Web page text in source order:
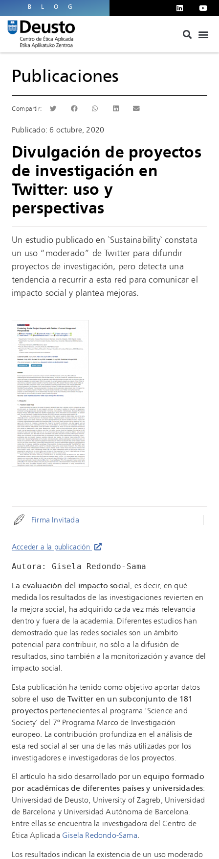
BLOG
Publicaciones
Publicado: 6 octubre, 2020
Divulgación de proyectos
de investigación en
Twitter: uso y
perspectivas
Un estudio publicado en `Sustainability` constata
un uso “moderado” de Twitter para difundir
proyectos de investigación, pero detecta una
tendencia a recurrir a esta red para comunicar el
impacto social y plantea mejoras.
Firma Invitada
Acceder a la publicación
Autora: Gisela Redondo-Sama
La evaluación del impacto socia l, es decir, en qué
medida los resultados de las investigaciones revierten en
la mejora social, ha adquirido cada vez más relevancia
dentro y fuera de la academia. Diferentes estudios han
demostrado que las redes sociales son un ámbito
potencial para contribuir, no sólo a la difusión de
resultados, sino también a la monitorización y avance del
impacto social.
Esta publicación ha tenido como objetivo aportar datos
sobre el uso de Twitter en un subconjunto de 181
proyectos pertenecientes al programa ‘Science and
Society’ del 7º Programa Marco de Investigación
europeo. La contribución profundiza en el análisis de
esta red social al ser una de las más utilizadas por los
investigadores e investigadoras de los proyectos.
El artículo ha sido desarrollado por un equipo formado
por académicas de diferentes países y universidades:
Universidad de Deusto, University of Zagreb, Universidad
de Barcelona y Universidad Autónoma de Barcelona.
Entre ellas se encuentra la investigadora del Centro de
Ética Aplicada Gisela Redondo-Sama.
Los resultados indican la existencia de un uso moderado